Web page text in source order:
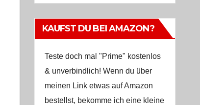
KAUFST DU BEI AMAZON?
Teste doch mal "Prime" kostenlos
& unverbindlich! Wenn du über
meinen Link etwas auf Amazon
bestellst, bekomme ich eine kleine